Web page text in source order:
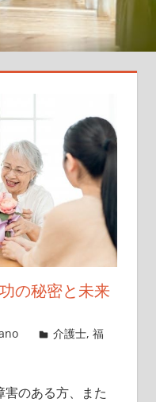
の秘密と未来
介護士,福
のある方、また